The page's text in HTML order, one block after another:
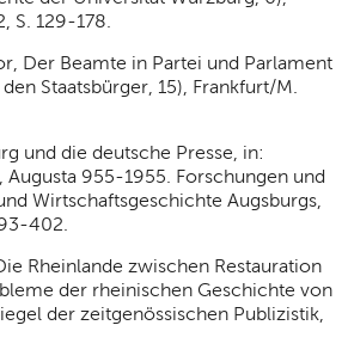
S. 129-178.
Der Beamte in Partei und Parlament
Staatsbürger, 15), Frankfurt/M.
und die deutsche Presse, in:
Augusta 955-1955. Forschungen und
Wirtschaftsgeschichte Augsburgs,
402.
Rheinlande zwischen Restauration
der rheinischen Geschichte von
der zeitgenössischen Publizistik,